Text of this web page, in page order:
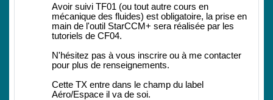
Avoir suivi TF01 (ou tout autre cours en
mécanique des fluides) est obligatoire, la prise en
main de l'outil StarCCM+ sera réalisée par les
tutoriels de CF04.
N'hésitez pas à vous inscrire ou à me contacter
pour plus de renseignements.
Cette TX entre dans le champ du label
Aéro/Espace il va de soi.